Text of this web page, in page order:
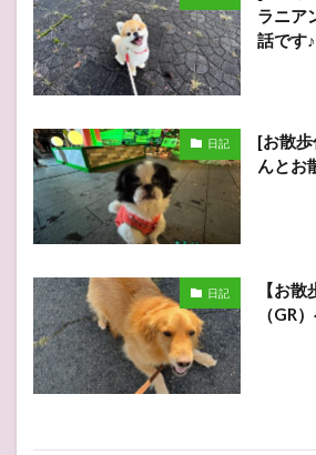
ラニア
話です♪
日記
[お散
んとお
日記
【お散
（GR